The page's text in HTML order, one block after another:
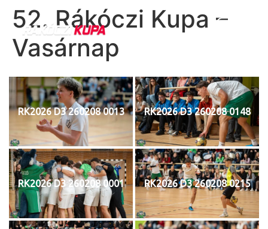
52. Rákóczi Kupa –
Vasárnap
RK2026 D3 260208 0013 RK2026 D3 260208 0148
RK2026 D3 260208 0001 RK2026 D3 260208 0215